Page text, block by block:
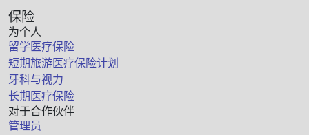
保险
为个人
留学医疗保险
短期旅游医疗保险计划
牙科与视力
长期医疗保险
对于合作伙伴
管理员